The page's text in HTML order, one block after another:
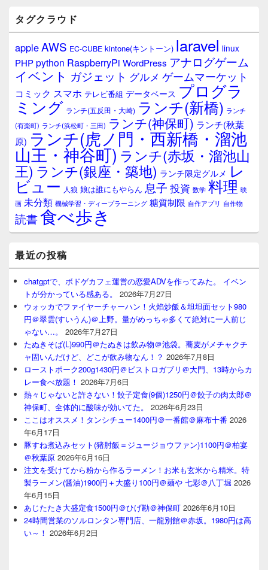
ウ
ィ
ジ
ェ
ア
タグクラウド
appleAWS EC-CUBE kintone(キントーン) laravel linux
PHPpython RaspberryPi WordPress アナログゲーム
イベント ガジェット グルメ ゲームマーケット
コミック スマホ テレビ番組 データベース プログラ
ミング ランチ(五反田・大崎) ランチ(新橋) ランチ
(有楽町) ランチ(浜松町・三田) ランチ(神保町) ランチ(秋葉
原) ランチ(虎ノ門・西新橋・溜池
山王・神谷町) ランチ(赤坂・溜池山
王) ランチ(銀座・築地) ランチ限定グルメ レ
ビュー 人狼 娘は誰にもやらん 息子 投資 数学 料理 映
画 未分類 機械学習・ディープラーニング 糖質制限 自作アプリ 自作物
読書食べ歩き
最近の投稿
chatgptで、ボドゲカフェ運営の恋愛ADVを作ってみた。 イベン
トが分かっている感ある。
2026年7月27日
ウォッカでファイヤーチャーハン！火焰炒飯＆坦坦面セット980
円＠翠雲(すいうん)＠上野。量がめっちゃ多くて絶対に一人前じ
ゃない…。
2026年7月27日
たぬきそば(L)990円＠たぬきは飲み物＠池袋。蕎麦がメチャクチ
ャ固いんだけど、どこが飲み物なん！？ 2026年7月8日
ローストポーク200g1430円＠ビストロガブリ＠大門、13時からカ
レー食べ放題！ 2026年7月6日
熱々じゃないと許さない！餃子定食(9個)1250円＠餃子の肉太郎＠
神保町、全体的に酸味が効いてた。
2026年6月23日
ここはオススメ！タンシチュー1400円＠一番館＠麻布十番 2026
年6月17日
豚すね煮込みセット(猪肘飯＝ジュージョウファン)1100円＠柏宴
＠秋葉原 2026年6月16日
注文を受けてから粉から作るラーメン！お米も玄米から精米。特
製ラーメン(醤油)1900円＋大盛り100円＠麺や 七彩＠八丁堀 2026
年6月15日
あじたたき大盛定食1500円＠ひげ勘＠神保町 2026年6月10日
24時間営業のソルロンタン専門店、一龍別館＠赤坂。1980円は高
い～！ 2026年6月2日